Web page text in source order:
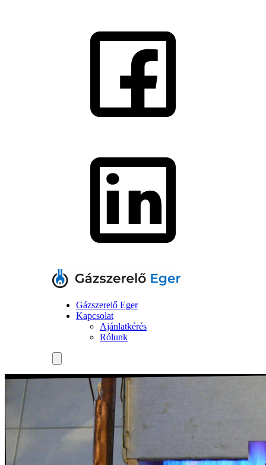
Gázszerelő Eger
Kapcsolat
Ajánlatkérés
Rólunk